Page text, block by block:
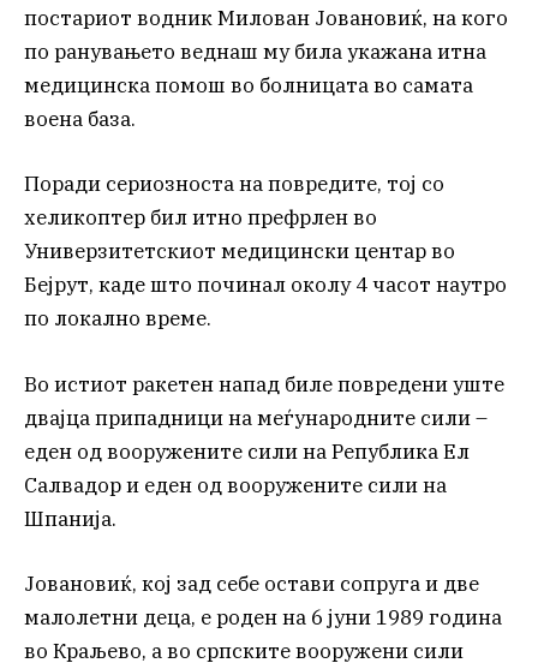
постариот водник Милован Јовановиќ, на кого
по ранувањето веднаш му била укажана итна
медицинска помош во болницата во самата
воена база.
Поради сериозноста на повредите, тој со
хеликоптер бил итно префрлен во
Универзитетскиот медицински центар во
Бејрут, каде што починал околу 4 часот наутро
по локално време.
Во истиот ракетен напад биле повредени уште
двајца припадници на меѓународните сили –
еден од вооружените сили на Република Ел
Салвадор и еден од вооружените сили на
Шпанија.
Јовановиќ, кој зад себе остави сопруга и две
малолетни деца, е роден на 6 јуни 1989 година
во Краљево, а во српските вооружени сили